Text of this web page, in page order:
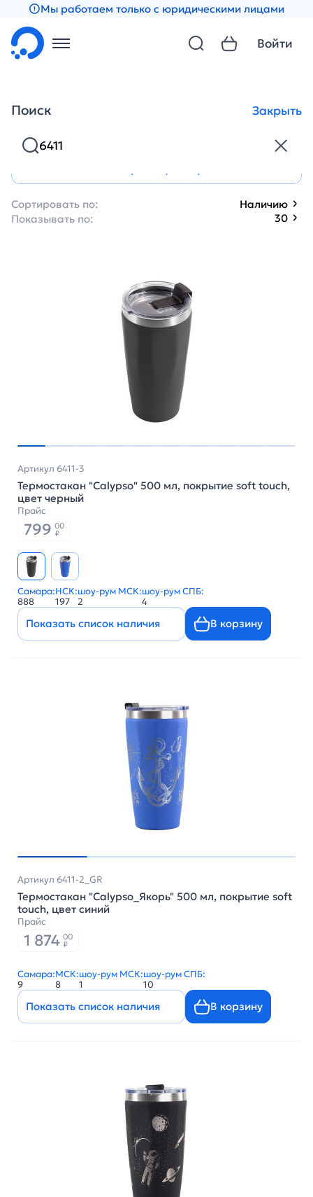
Мы работаем только с юридическими лицами
Поиск Закрыть
Войти
Результаты поиска
Сортировать по:
Наличию
Показывать по:
30
Артикул 6411-3
Термостакан "Calypso" 500 мл, покрытие soft touch,
цвет черный
Прайс
799 00
₽
Самара:
888
НСК:
197
шоу-рум МСК:
2
шоу-рум СПБ:
4
Показать список наличия В корзину
Артикул 6411-2_GR
Термостакан "Calypso_Якорь" 500 мл, покрытие soft
touch, цвет синий
Прайс
1 874 00
₽
Самара:
9
МСК:
8
шоу-рум МСК:
1
шоу-рум СПБ:
10
Показать список наличия В корзину